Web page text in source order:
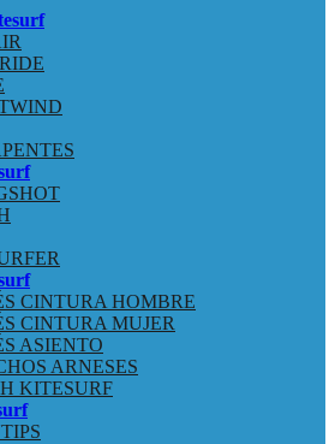
CINTURA HOMBRE
CINTURA MUJER
ASIENTO
ARNESES
KITESURF